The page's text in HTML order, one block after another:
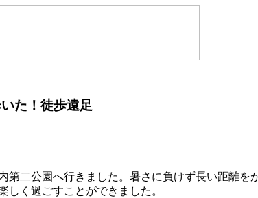
た！徒歩遠足
二公園へ行きました。暑さに負けず長い距離を
しく過ごすことができました。